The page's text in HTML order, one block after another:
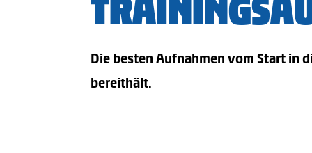
Die besten Aufnahmen vom Start in
bereithält.